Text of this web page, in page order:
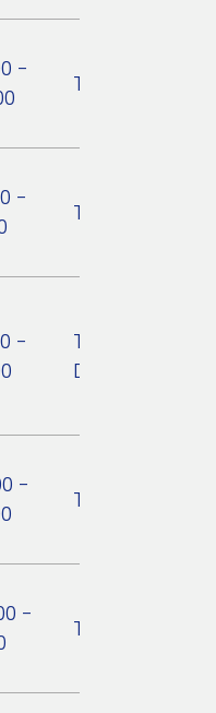
-
TSV Hartberg
-
TSV Hartberg
-
Tennisverein
-
Tennisclub
-
Tennisclub